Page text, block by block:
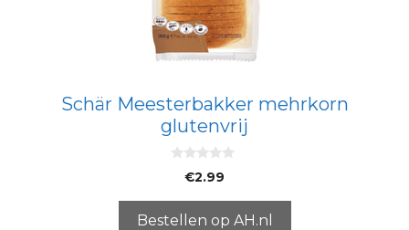
Schär Meesterbakker mehrkorn
glutenvrij
5
€2.99
Bestellen op AH.nl